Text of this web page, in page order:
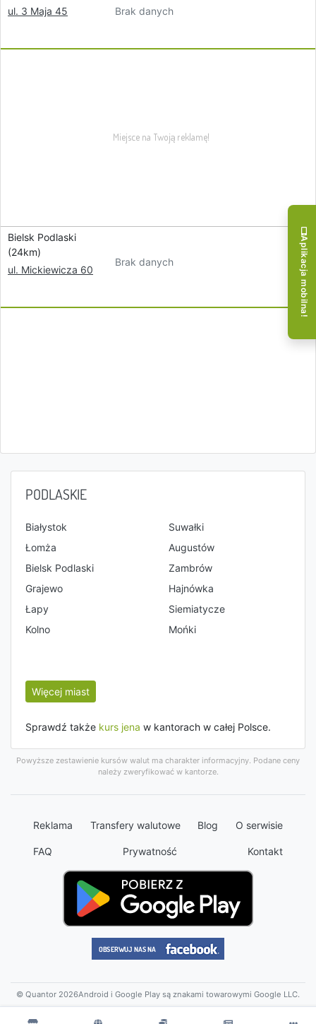
ul. 3 Maja 45
Brak danych
Bielsk Podlaski
(24km)
ul. Mickiewicza 60
Brak danych
PODLASKIE
Białystok
Suwałki
Łomża
Augustów
Bielsk Podlaski
Zambrów
Grajewo
Hajnówka
Łapy
Siemiatycze
Kolno
Mońki
Więcej miast
Sprawdź także kurs jena w kantorach w całej Polsce.
Powyższe zestawienie kursów walut ma charakter informacyjny. Podane ceny
należy zweryfikować w kantorze.
Reklama Transfery walutowe Blog O serwisie
FAQ Prywatność Kontakt
© Quantor 2026Android i Google Play są znakami towarowymi Google LLC.
Aplikacja mobilna!